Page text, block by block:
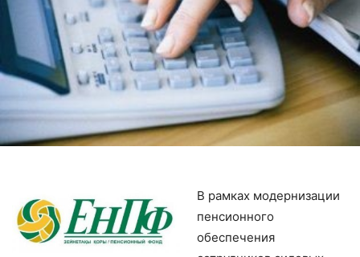
В рамках модернизации
пенсионного
обеспечения